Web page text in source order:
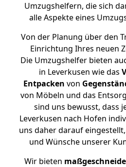
Umzugshelfern, die sich
alle Aspekte eines
Von der Planung über den
Einrichtung Ihres neuen
Die Umzugshelfer bieten
in Leverkusen wie das
Entpacken von
von Möbeln und das
sind uns bewusst, dass
Leverkusen nach Hofen
uns daher darauf
und Wünsche unserer
Wir bieten